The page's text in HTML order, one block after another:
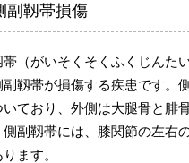
副靱帯損傷
帯（がいそくそくふくじんた
靱帯が損傷する疾患です。
ており、外側は大腿骨と腓
副靱帯には、膝関節の左右
ます。